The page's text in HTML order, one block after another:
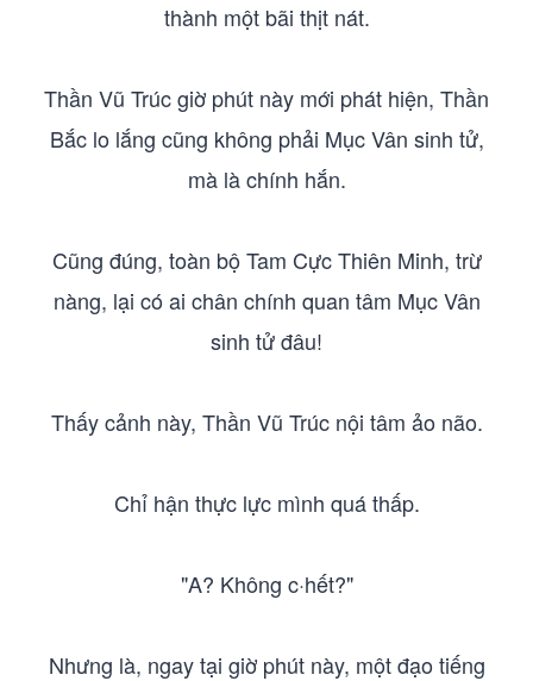
thành một bãi thịt nát.
Thần Vũ Trúc giờ phút này mới phát hiện, Thần
Bắc lo lắng cũng không phải Mục Vân sinh tử,
mà là chính hắn.
Cũng đúng, toàn bộ Tam Cực Thiên Minh, trừ
nàng, lại có ai chân chính quan tâm Mục Vân
sinh tử đâu!
Thấy cảnh này, Thần Vũ Trúc nội tâm ảo não.
Chỉ hận thực lực mình quá thấp.
"A? Không c·hết?"
Nhưng là, ngay tại giờ phút này, một đạo tiếng